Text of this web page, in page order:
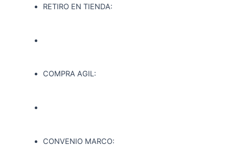
RETIRO EN TIENDA:
COMPRA AGIL:
CONVENIO MARCO: